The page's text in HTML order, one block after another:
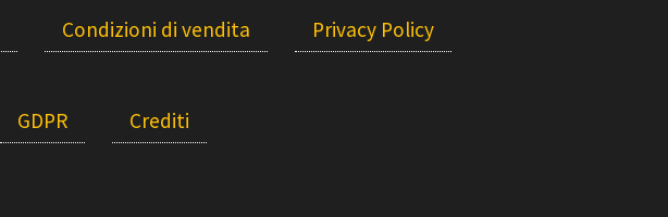
Condizioni di vendita Privacy Policy
GDPR Crediti